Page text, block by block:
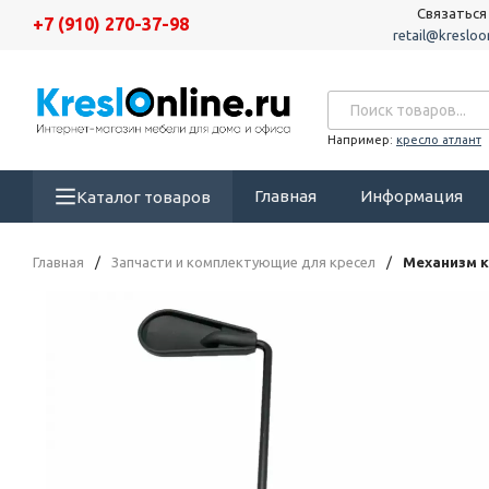
+7 (910) 270-37-98
Например: кресло атлант
Каталог товаров Главная Информация
Главная / Запчасти и комплектующие для кресел / Механизм